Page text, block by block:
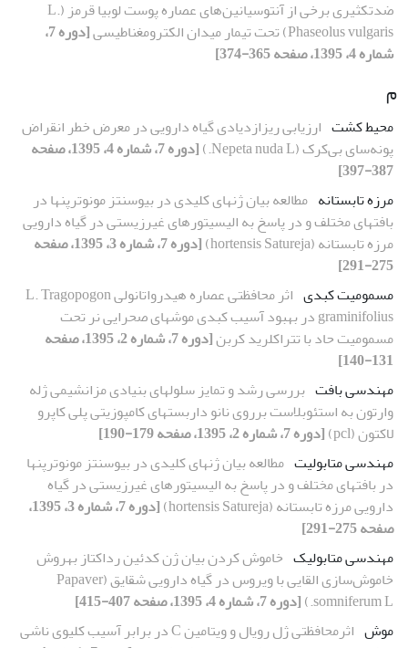
ضدتکثیری برخی از آنتوسیانین‌های عصاره پوست لوبیا قرمز (L.
Phaseolus vulgaris) تحت تیمار میدان الکترومغناطیسی
[دوره 7،
شماره 4، 1395، صفحه 365-374]
م
محیط کشت ارزیابی ریزازدیادی گیاه دارویی در معرض خطر انقراض
پونه‌سای بی‌کرک (Nepeta nuda L.)
[دوره 7، شماره 4، 1395، صفحه
387-397]
مرزه تابستانه‏ مطالعه بیان ژن‏های کلیدی در بیوسنتز مونوترپن‏ها در
بافت‏های مختلف و در پاسخ به الیسیتورهای غیرزیستی در گیاه دارویی
مرزه تابستانه (hortensis Satureja)
[دوره 7، شماره 3، 1395، صفحه
275-291]
مسمومیت کبدی
اثر محافظتی عصاره هیدرواتانولی L. Tragopogon
graminifolius در بهبود آسیب کبدی موش‏های صحرایی نر تحت
مسمومیت حاد با تتراکلرید کربن
[دوره 7، شماره 2، 1395، صفحه
131-140]
مهندسی بافت بررسی رشد و تمایز سلول‏های بنیادی مزانشیمی ژله
وارتون به استئوبلاست برروی نانو داربست‏های کامپوزیتی پلی کاپرو
لاکتون (pcl)
[دوره 7، شماره 2، 1395، صفحه 179-190]
مهندسی متابولیت مطالعه بیان ژن‏های کلیدی در بیوسنتز مونوترپن‏ها
در بافت‏های مختلف و در پاسخ به الیسیتورهای غیرزیستی در گیاه
دارویی مرزه تابستانه (hortensis Satureja)
[دوره 7، شماره 3، 1395،
صفحه 275-291]
مهندسی متابولیک خاموش کردن بیان ژن کدئین رداکتاز به‏روش
خاموش‌سازی القایی با ویروس در گیاه دارویی شقایق (Papaver
somniferum L.) [دوره 7، شماره 4، 1395، صفحه 407-415]
موش
اثرمحافظتی ژل رویال و ویتامین C در برابر آسیب کلیوی ناشی